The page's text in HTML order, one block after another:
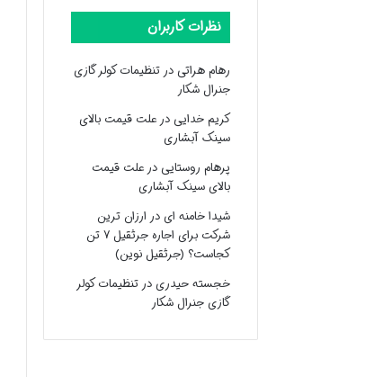
نظرات کاربران
رهام هراتیدرتنظیمات کولر گازی
جنرال شکار
کریم خداییدرعلت قیمت بالای
سینک آبشاری
پرهام روستاییدرعلت قیمت
بالای سینک آبشاری
شیدا خامنه ایدر ارزان ترین
شرکت برای اجاره جرثقیل ۷ تن
کجاست؟ (جرثقیل نوین)
خجسته حیدریدرتنظیمات کولر
گازی جنرال شکار